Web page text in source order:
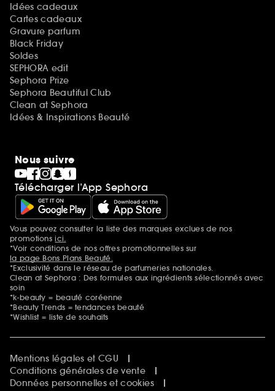
Idées cadeaux
Cartes cadeaux
Gravure parfum
Black Friday
Soldes
SEPHORA edit
Sephora Prize
Sephora Beautiful Club
Clean at Sephora
Idées & Inspirations Beauté
Nous suivre
Télécharger l’App Sephora
Mentions additionnelles
Vous pouvez consulter la liste des marques exclues de nos
promotionsici.
*Voir conditions de nos offres promotionnelles sur
la page Bons Plans Beauté.
*Exclusivité dans le réseau de parfumeries nationales.
Clean at Sephora : Des formules aux ingrédients sélectionnés avec
soin
*k-beauty = beauté coréenne
*Beauty Trends = tendances beauté
*Wishlist = liste de souhaits
Mentions légales et CGU
Conditions générales de vente
Données personnelles et cookies